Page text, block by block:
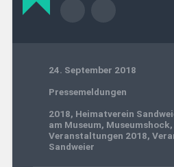
24. September 2018
Pressemeldungen
2018, Heimatverein
am Museum, Museumshock,
Veranstaltungen 2018,
Sandweier